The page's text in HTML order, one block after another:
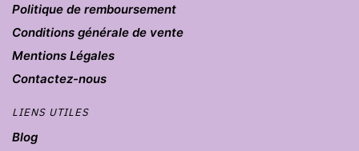
Politique de remboursement
Conditions générale de vente
Mentions Légales
Contactez-nous
LIENS UTILES
Blog